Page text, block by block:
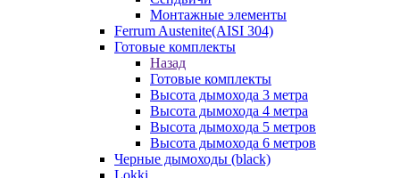
Монтажные элементы
Ferrum Austenite(AISI 304)
Готовые комплекты
Назад
Готовые комплекты
Высота дымохода 3 метра
Высота дымохода 4 метра
Высота дымохода 5 метров
Высота дымохода 6 метров
Черные дымоходы (black)
Lokki